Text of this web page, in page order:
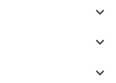


